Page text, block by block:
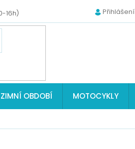
Přihlášení
ZIMNÍ OBDOBÍ MOTOCYKLY